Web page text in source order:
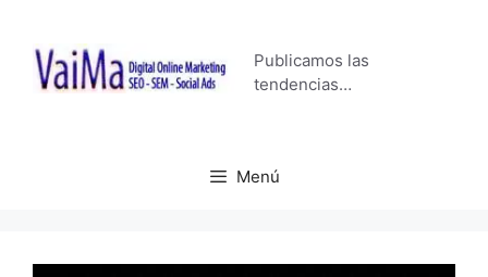
contenido
Publicamos las
tendencias…
Menú